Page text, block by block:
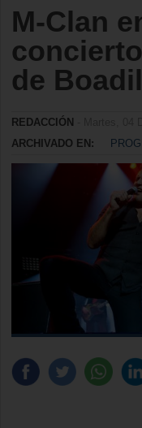
M-Clan
de
REDACCIÓN
ARCHIVADO EN: